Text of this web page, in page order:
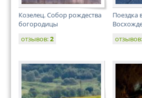
Козелец. Собор рождества
богородицы
отзывов:2
Поездка
отзывов: